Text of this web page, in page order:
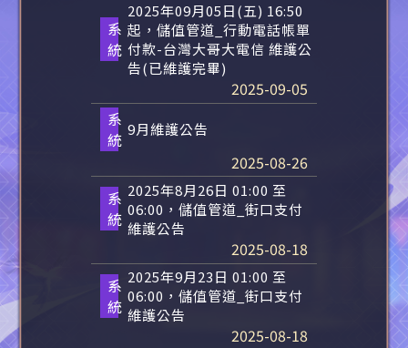
系
統
2025年09月05日(五) 16:50
起，儲值管道_行動電話帳單
付款-台灣大哥大電信 維護公
告(已維護完畢)
2025-09-05
系
統 9月維護公告
2025-08-26
系
統
2025年8月26日 01:00 至
06:00，儲值管道_街口支付
維護公告
2025-08-18
系
統
2025年9月23日 01:00 至
06:00，儲值管道_街口支付
維護公告
2025-08-18